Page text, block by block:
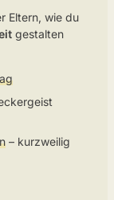
Eltern, wie du
gestalten
– kurzweilig